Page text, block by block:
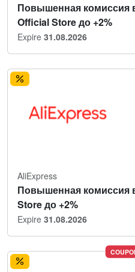
Повышенная комиссия
Official Store до +2%
Expire 31.08.2026
AliExpress
Повышенная комиссия
Store до +2%
Expire 31.08.2026